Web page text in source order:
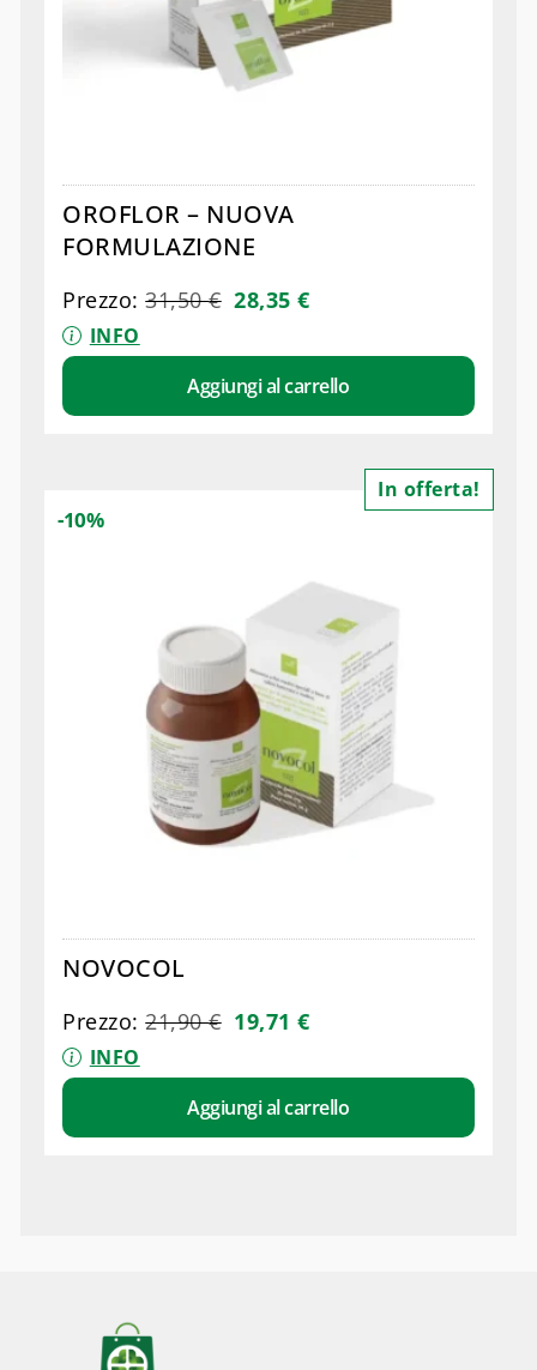
OROFLOR – NUOVA
FORMULAZIONE
Prezzo:31,50€ 28,35€
INFO
Aggiungi al carrello
NOVOCOL
Prezzo:21,90€ 19,71€
INFO
Aggiungi al carrello
In offerta!
-10%